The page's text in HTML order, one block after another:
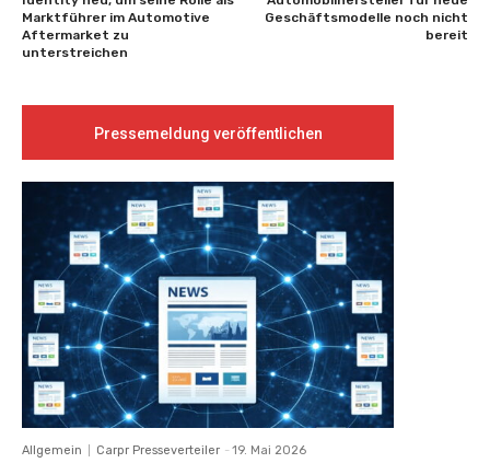
Marktführer im Automotive
Aftermarket zu
unterstreichen
Geschäftsmodelle noch nicht
bereit
Pressemeldung veröffentlichen
Allgemein Carpr Presseverteiler - 19. Mai 2026